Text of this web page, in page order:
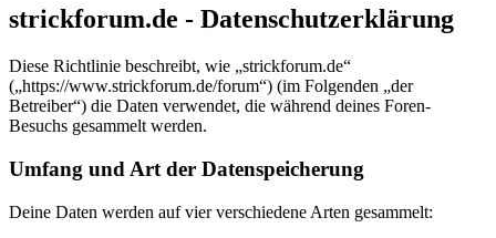
strickforum.de - Datenschutzerklärung
Diese Richtlinie beschreibt, wie „strickforum.de“
(„https://www.strickforum.de/forum“) (im Folgenden „der
Betreiber“) die Daten verwendet, die während deines Foren-
Besuchs gesammelt werden.
Umfang und Art der Datenspeicherung
Deine Daten werden auf vier verschiedene Arten gesammelt: